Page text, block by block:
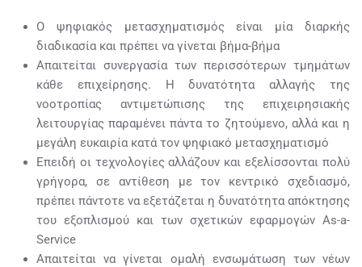
Ο ψηφιακός μετασχηματισμός είναι μία διαρκής
διαδικασία και πρέπει να γίνεται βήμα-βήμα
Απαιτείται συνεργασία των περισσότερων τμημάτων
κάθε επιχείρησης. Η δυνατότητα αλλαγής της
νοοτροπίας αντιμετώπισης της επιχειρησιακής
λειτουργίας παραμένει πάντα το ζητούμενο, αλλά και η
μεγάλη ευκαιρία κατά τον ψηφιακό μετασχηματισμό
Επειδή οι τεχνολογίες αλλάζουν και εξελίσσονται πολύ
γρήγορα, σε αντίθεση με τον κεντρικό σχεδιασμό,
πρέπει πάντοτε να εξετάζεται η δυνατότητα απόκτησης
του εξοπλισμού και των σχετικών εφαρμογών As-a-
Service
Απαιτείται να γίνεται ομαλή ενσωμάτωση των νέων